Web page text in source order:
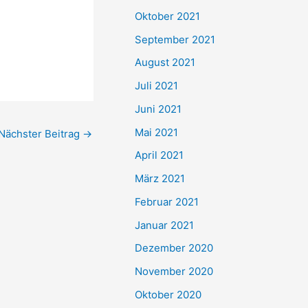
Beitrag →
e
n
h
:
Oktober 2021
September 2021
August 2021
Juli 2021
Juni 2021
Mai 2021
April 2021
März 2021
Februar 2021
Januar 2021
Dezember 2020
November 2020
Oktober 2020